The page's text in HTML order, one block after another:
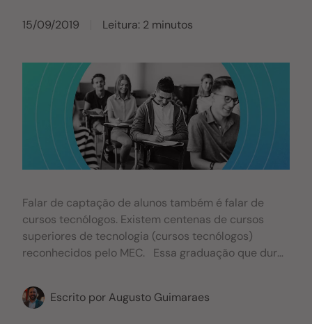
15/09/2019 Leitura: 2 minutos
Falar de captação de alunos também é falar de
cursos tecnólogos. Existem centenas de cursos
superiores de tecnologia (cursos tecnólogos)
reconhecidos pelo MEC. Essa graduação que dura
entre as IES. Isso porque, além de oferecerem um
diploma de nível superior em menos tempo do que
Escrito por Augusto Guimaraes